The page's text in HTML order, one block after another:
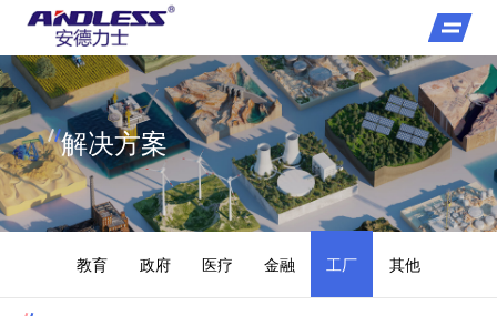
解决方案
教育 政府 医疗 金融 工厂 其他